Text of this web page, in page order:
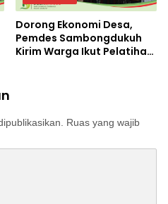
Dorong Ekonomi Desa,
Pemdes Sambongdukuh
Kirim Warga Ikut Pelatihan
Ruas yang wajib